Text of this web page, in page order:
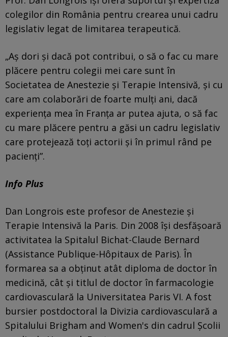
colegilor din România pentru crearea unui cadru
legislativ legat de limitarea terapeutică.
„Aş dori şi dacă pot contribui, o să o fac cu mare
plăcere pentru colegii mei care sunt în
Societatea de Anestezie şi Terapie Intensivă, şi cu
care am colaborări de foarte mulţi ani, dacă
experienţa mea în Franţa ar putea ajuta, o să fac
cu mare plăcere pentru a găsi un cadru legislativ
care protejează toţi actorii şi în primul rând pe
pacienţi”.
Info Plus
Dan Longrois este profesor de Anestezie şi
Terapie Intensivă la Paris. Din 2008 îşi desfăşoară
activitatea la Spitalul Bichat-Claude Bernard
(Assistance Publique-Hôpitaux de Paris). În
formarea sa a obţinut atât diploma de doctor în
medicină, cât şi titlul de doctor în farmacologie
cardiovasculară la Universitatea Paris VI. A fost
bursier postdoctoral la Divizia cardiovasculară a
Spitalului Brigham and Women's din cadrul Şcolii